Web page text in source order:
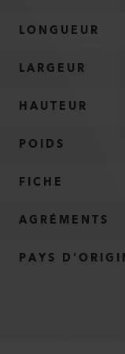
LONGUEUR
LARGEUR
HAUTEUR
POIDS
FICHE
AGRÉMENTS
PAYS